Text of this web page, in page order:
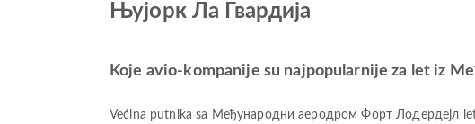
Њујорк Ла Гвардија
Koje avio-kompanije su najpopularnije za let iz
Većina putnika sa Међународни аеродром Форт Лодердејл